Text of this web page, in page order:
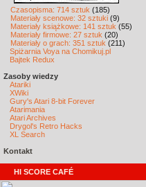
Czasopisma: 714 sztuk (185)
Materiały scenowe: 32 sztuki (9)
Materiały książkowe: 141 sztuk (55)
Materiały firmowe: 27 sztuk (20)
Materiały o grach: 351 sztuk (211)
Spiżarnia Voya na Chomikuj.pl
Bajtek Redux
Zasoby wiedzy
Atariki
XWiki
Gury's Atari 8-bit Forever
Atarimania
Atari Archives
Drygol's Retro Hacks
XL Search
Kontakt
HI SCORE CAFÉ